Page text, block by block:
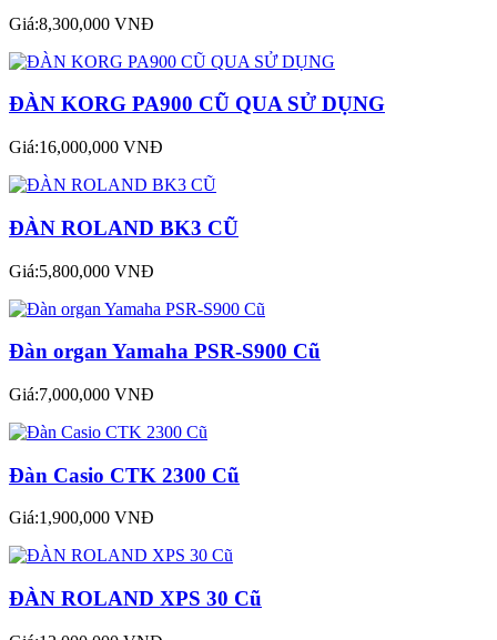
Giá:8,300,000 VNĐ
ĐÀN KORG PA900 CŨ QUA SỬ DỤNG
Giá:16,000,000 VNĐ
ĐÀN ROLAND BK3 CŨ
Giá:5,800,000 VNĐ
Đàn organ Yamaha PSR-S900 Cũ
Giá:7,000,000 VNĐ
Đàn Casio CTK 2300 Cũ
Giá:1,900,000 VNĐ
ĐÀN ROLAND XPS 30 Cũ